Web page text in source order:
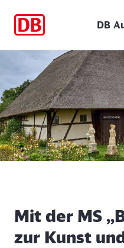
DB
Mit der MS
zur Kunst